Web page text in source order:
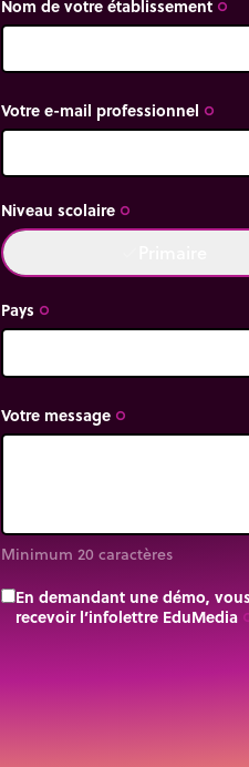
Nom de votre établissement trip_origin
Votre e-mail professionnel trip_origin
Niveau scolaire trip_origin
Pays trip_origin
Votre message trip_origin
Minimum 20 caractères
En demandant une démo,
recevoir l’infolettre EduMedia